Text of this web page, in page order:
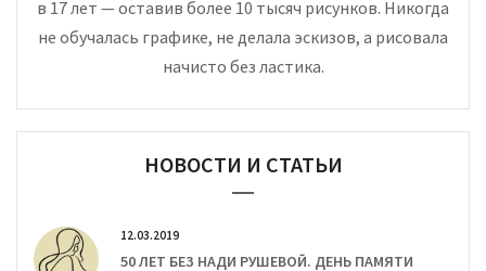
в 17 лет — оставив более 10 тысяч рисунков. Никогда
не обучалась графике, не делала эскизов, а рисовала
начисто без ластика.
НОВОСТИ И СТАТЬИ
12.03.2019
50 ЛЕТ БЕЗ НАДИ РУШЕВОЙ. ДЕНЬ ПАМЯТИ